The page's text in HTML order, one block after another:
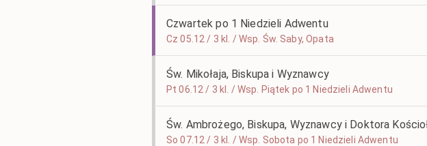
Czwartek po 1 Niedzieli Adwentu
Cz 05.12 / 3 kl. / Wsp. Św. Saby, Opata
Św. Mikołaja, Biskupa i Wyznawcy
Pt 06.12 / 3 kl. / Wsp. Piątek po 1 Niedzieli Adwentu
Św. Ambrożego, Biskupa, Wyznawcy i Doktora
So 07.12 / 3 kl. / Wsp. Sobota po 1 Niedzieli Adwentu